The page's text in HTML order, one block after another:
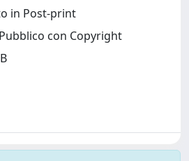
in Post-print
con Copyright